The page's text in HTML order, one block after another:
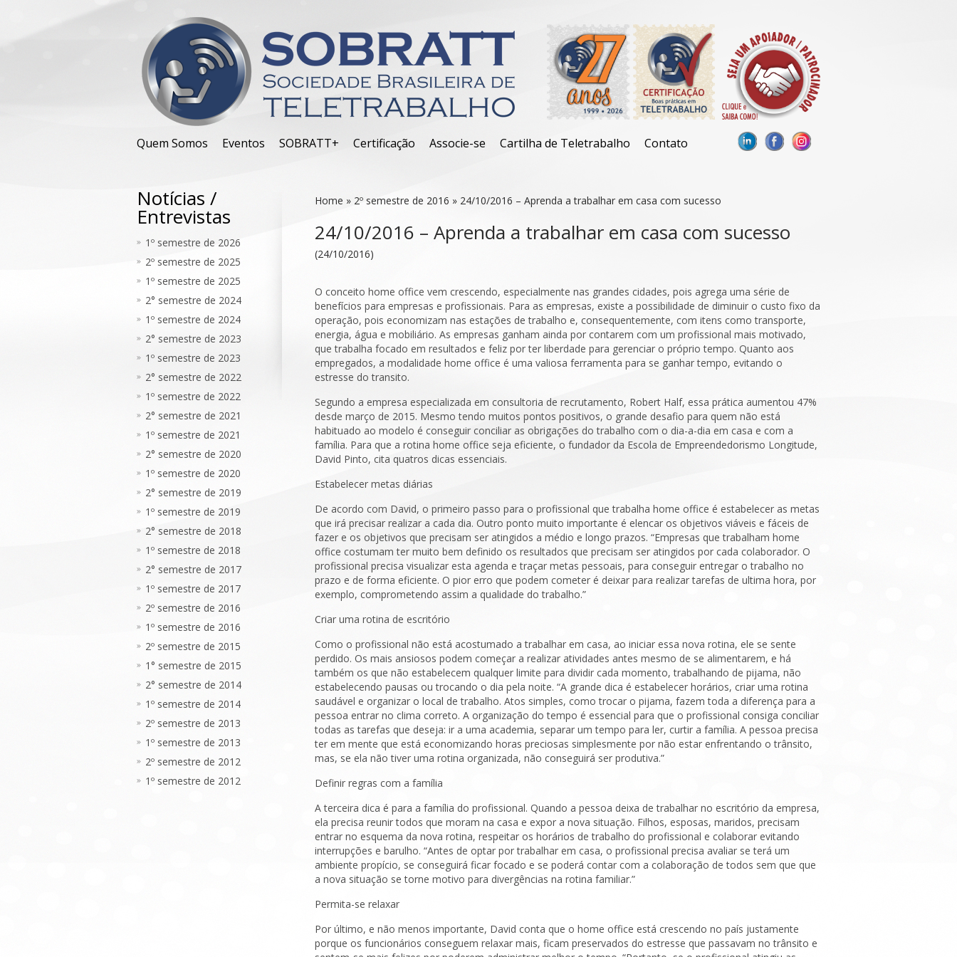
Quem Somos Eventos SOBRATT+ Certificação Associe-se Cartilha de Teletrabalho Contato
Notícias /
Entrevistas
1º semestre de 2026
2º semestre de 2025
1º semestre de 2025
2° semestre de 2024
1º semestre de 2024
2° semestre de 2023
1º semestre de 2023
2° semestre de 2022
1º semestre de 2022
2° semestre de 2021
1º semestre de 2021
2° semestre de 2020
1º semestre de 2020
2° semestre de 2019
1º semestre de 2019
2° semestre de 2018
1º semestre de 2018
2° semestre de 2017
1º semestre de 2017
2º semestre de 2016
1º semestre de 2016
2º semestre de 2015
1° semestre de 2015
2° semestre de 2014
1º semestre de 2014
2º semestre de 2013
1º semestre de 2013
2º semestre de 2012
1º semestre de 2012
Home » 2º semestre de 2016 » 24/10/2016 – Aprenda a trabalhar em casa com sucesso
24/10/2016 – Aprenda a trabalhar em casa com sucesso
(24/10/2016)
O conceito home office vem crescendo, especialmente nas grandes cidades, pois agrega uma série de
benefícios para empresas e profissionais. Para as empresas, existe a possibilidade de diminuir o custo fixo da
operação, pois economizam nas estações de trabalho e, consequentemente, com itens como transporte,
energia, água e mobiliário. As empresas ganham ainda por contarem com um profissional mais motivado,
que trabalha focado em resultados e feliz por ter liberdade para gerenciar o próprio tempo. Quanto aos
empregados, a modalidade home office é uma valiosa ferramenta para se ganhar tempo, evitando o
estresse do transito.
Segundo a empresa especializada em consultoria de recrutamento, Robert Half, essa prática aumentou 47%
desde março de 2015. Mesmo tendo muitos pontos positivos, o grande desafio para quem não está
habituado ao modelo é conseguir conciliar as obrigações do trabalho com o dia-a-dia em casa e com a
família. Para que a rotina home office seja eficiente, o fundador da Escola de Empreendedorismo Longitude,
David Pinto, cita quatros dicas essenciais.
Estabelecer metas diárias
De acordo com David, o primeiro passo para o profissional que trabalha home office é estabelecer as metas
que irá precisar realizar a cada dia. Outro ponto muito importante é elencar os objetivos viáveis e fáceis de
fazer e os objetivos que precisam ser atingidos a médio e longo prazos. “Empresas que trabalham home
office costumam ter muito bem definido os resultados que precisam ser atingidos por cada colaborador. O
profissional precisa visualizar esta agenda e traçar metas pessoais, para conseguir entregar o trabalho no
prazo e de forma eficiente. O pior erro que podem cometer é deixar para realizar tarefas de ultima hora, por
exemplo, comprometendo assim a qualidade do trabalho.”
Criar uma rotina de escritório
Como o profissional não está acostumado a trabalhar em casa, ao iniciar essa nova rotina, ele se sente
perdido. Os mais ansiosos podem começar a realizar atividades antes mesmo de se alimentarem, e há
também os que não estabelecem qualquer limite para dividir cada momento, trabalhando de pijama, não
estabelecendo pausas ou trocando o dia pela noite. “A grande dica é estabelecer horários, criar uma rotina
saudável e organizar o local de trabalho. Atos simples, como trocar o pijama, fazem toda a diferença para a
pessoa entrar no clima correto. A organização do tempo é essencial para que o profissional consiga conciliar
todas as tarefas que deseja: ir a uma academia, separar um tempo para ler, curtir a família. A pessoa precisa
ter em mente que está economizando horas preciosas simplesmente por não estar enfrentando o trânsito,
mas, se ela não tiver uma rotina organizada, não conseguirá ser produtiva.”
Definir regras com a família
A terceira dica é para a família do profissional. Quando a pessoa deixa de trabalhar no escritório da empresa,
ela precisa reunir todos que moram na casa e expor a nova situação. Filhos, esposas, maridos, precisam
entrar no esquema da nova rotina, respeitar os horários de trabalho do profissional e colaborar evitando
interrupções e barulho. “Antes de optar por trabalhar em casa, o profissional precisa avaliar se terá um
ambiente propício, se conseguirá ficar focado e se poderá contar com a colaboração de todos sem que que
a nova situação se torne motivo para divergências na rotina familiar.”
Permita-se relaxar
Por último, e não menos importante, David conta que o home office está crescendo no país justamente
porque os funcionários conseguem relaxar mais, ficam preservados do estresse que passavam no trânsito e